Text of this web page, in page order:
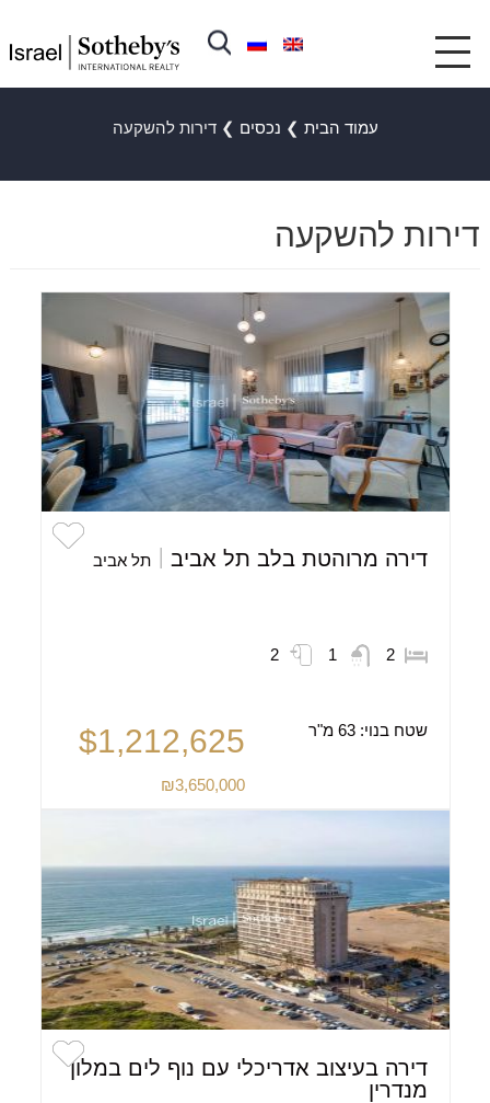
עמוד הבית ❯ נכסים ❯ דירות להשקעה
דירות להשקעה
דירה מרוהטת בלב תל אביב תל אביב
2
1
2
שטח בנוי:63 מ"ר $1,212,625
₪3,650,000
דירה בעיצוב אדריכלי עם נוף לים במלון
מנדרין